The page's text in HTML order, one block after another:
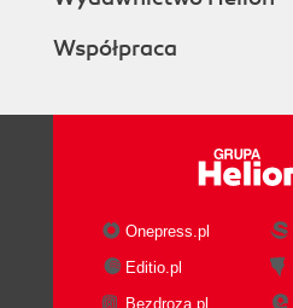
Współpraca
Onepress.pl
Editio.pl
Bezdroza.pl